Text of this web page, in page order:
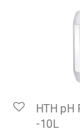
HTH pH
-10L